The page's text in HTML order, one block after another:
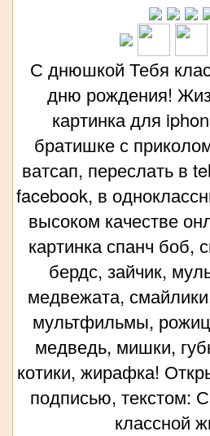
С днюшкой Тебя
дню рождения!
картинка для
братишке с
ватсап, переслать в
facebook, в
высоком качестве
картинка спанч боб,
бердс, зайчик,
медвежата,
мультфильмы,
медведь, мишки,
котики, жирафка!
подписью, текстом:
классной